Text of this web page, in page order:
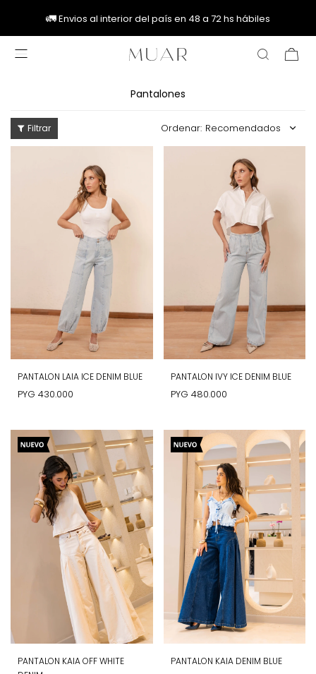
🚛
🚚
🚛Envios al interior del país en 48 a 72 hs hábiles
🚚

Pantalones
Recomendados
PANTALON LAIA ICE DENIM BLUE
PYG 430.000
PANTALON IVY ICE DENIM BLUE
PYG 480.000
PANTALON KAIA OFF WHITE
PANTALON KAIA DENIM BLUE